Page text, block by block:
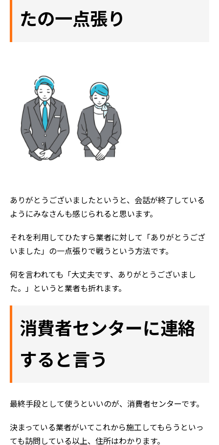
評判の声
たの一点張り
ありがとうございましたというと、会話が終了している
ようにみなさんも感じられると思います。
それを利用してひたすら業者に対して「ありがとうござ
いました」の一点張りで戦うという方法です。
何を言われても「大丈夫です、ありがとうございまし
た。」というと業者も折れます。
消費者センターに連絡
すると言う
最終手段として使うといいのが、消費者センターです。
決まっている業者がいてこれから施工してもらうといっ
ても訪問している以上、住所はわかります。